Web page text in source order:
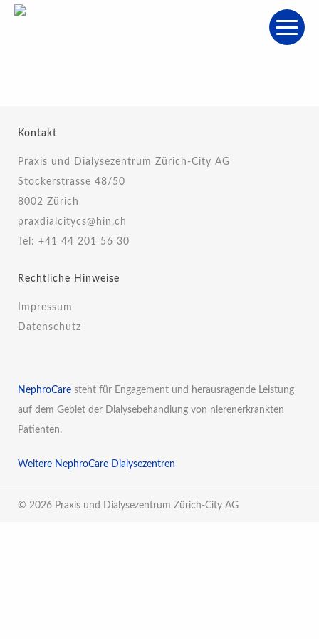
Kontakt
Praxis und Dialysezentrum Zürich-City AG
Stockerstrasse 48/50
8002 Zürich
praxdialcitycs@hin.ch
Tel: +41 44 201 56 30
Rechtliche Hinweise
Impressum
Datenschutz
NephroCare steht für Engagement und herausragende Leistung
auf dem Gebiet der Dialysebehandlung von nierenerkrankten
Patienten.
Weitere NephroCare Dialysezentren
© 2026 Praxis und Dialysezentrum Zürich-City AG